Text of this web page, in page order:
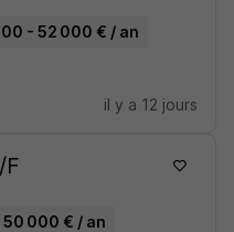
- 52 000 € / an
il y a 12 jours
F
000 € / an